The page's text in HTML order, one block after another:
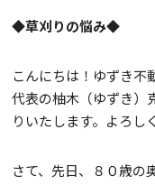
◆草刈りの悩み◆
こんにちは！ゆずき不
代表の柚木（ゆずき）
りいたします。よろし
さて、先日、８０歳の